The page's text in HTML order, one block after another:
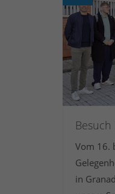
Vom 16.
in